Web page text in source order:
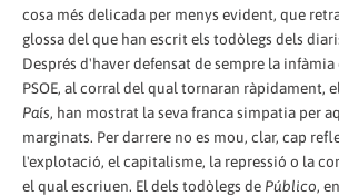
cosa més delicada per menys evident, que
glossa del que han escrit els todòlegs dels
Després d'haver defensat de sempre la
PSOE, al corral del qual tornaran ràpidament,
País, han mostrat la seva franca simpatia per
marginats. Per darrere no es mou, clar, cap
l'explotació, el capitalisme, la repressió o la
el qual escriuen. El dels todòlegs de Público,